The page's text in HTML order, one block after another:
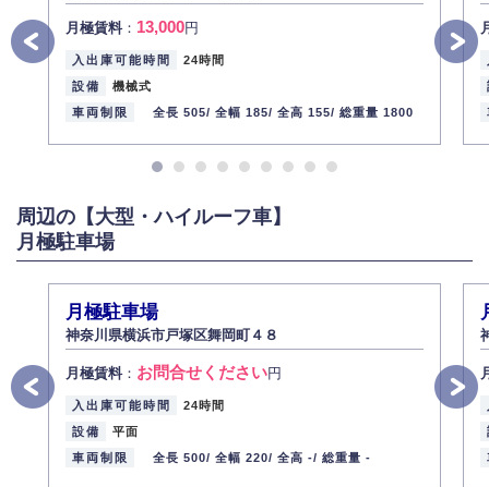
月極賃料： 13,000円
入出庫可能時間
24時間
設備
機械式
車両制限
全長 505/ 全幅 185/ 全高 155/ 総重量 1800
周辺の【大型・ハイルーフ車】
月極駐車場
月極駐車場
神奈川県横浜市戸塚区舞岡町４８
月極賃料： お問合せください円
入出庫可能時間
24時間
設備
平面
車両制限
全長 500/ 全幅 220/ 全高 -/ 総重量 -